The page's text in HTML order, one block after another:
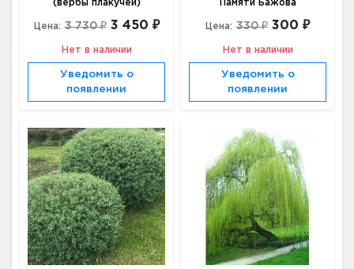
(вербы плакучей)
Цена: 3 730 ₽ 3 450 ₽
Нет в наличии
Уведомить о
появлении
Памяти Бажова
Цена: 330 ₽ 300 ₽
Нет в наличии
Уведомить о
появлении